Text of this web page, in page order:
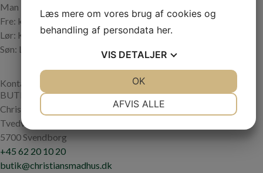
Man – tors: kl. 07.30 – 14.30
Fre: kl. 07.30 – 18.00
Lør: Kun åben for forudbestillinger
Søn: Lukket
Kontakt
BUTIK
Christians Madhus
Tvedvej 29
5700 Svendborg
+45 62 20 10 20
butik@christiansmadhus.dk
Læs mere om vores brug af cookies og
behandling af persondata her.
VIS DETALJER
AFVIS ALLE
OK